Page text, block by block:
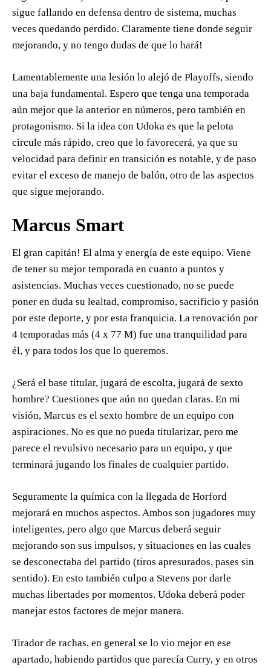
sigue fallando en defensa dentro de sistema, muchas
veces quedando perdido. Claramente tiene donde seguir
mejorando, y no tengo dudas de que lo hará!
Lamentablemente una lesión lo alejó de Playoffs, siendo
una baja fundamental. Espero que tenga una temporada
aún mejor que la anterior en números, pero también en
protagonismo. Si la idea con Udoka es que la pelota
circule más rápido, creo que lo favorecerá, ya que su
velocidad para definir en transición es notable, y de paso
evitar el exceso de manejo de balón, otro de las aspectos
que sigue mejorando.
Marcus Smart
El gran capitán! El alma y energía de este equipo. Viene
de tener su mejor temporada en cuanto a puntos y
asistencias. Muchas veces cuestionado, no se puede
poner en duda su lealtad, compromiso, sacrificio y pasión
por este deporte, y por esta franquicia. La renovación por
4 temporadas más (4 x 77 M) fue una tranquilidad para
él, y para todos los que lo queremos.
¿Será el base titular, jugará de escolta, jugará de sexto
hombre? Cuestiones que aún no quedan claras. En mi
visión, Marcus es el sexto hombre de un equipo con
aspiraciones. No es que no pueda titularizar, pero me
parece el revulsivo necesario para un equipo, y que
terminará jugando los finales de cualquier partido.
Seguramente la química con la llegada de Horford
mejorará en muchos aspectos. Ambos son jugadores muy
inteligentes, pero algo que Marcus deberá seguir
mejorando son sus impulsos, y situaciones en las cuales
se desconectaba del partido (tiros apresurados, pases sin
sentido). En esto también culpo a Stevens por darle
muchas libertades por momentos. Udoka deberá poder
manejar estos factores de mejor manera.
Tirador de rachas, en general se lo vio mejor en ese
apartado, habiendo partidos que parecía Curry, y en otros